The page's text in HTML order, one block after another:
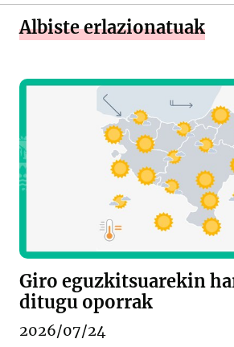
Albiste erlazionatuak
Giro eguzkitsuarekin
ditugu oporrak
2026/07/24